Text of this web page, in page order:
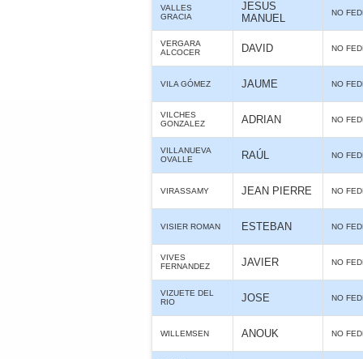
VALLES
GRACIA
JESUS
MANUEL
NO
VERGARA
ALCOCER
DAVID NO
VILA GÓMEZ JAUME NO
VILCHES
GONZALEZ
ADRIAN NO
VILLANUEVA
OVALLE
RAÚL NO
VIRASSAMY JEAN PIERRE NO
VISIER ROMAN ESTEBAN NO
VIVES
FERNANDEZ
JAVIER NO
VIZUETE DEL
RIO
JOSE NO
WILLEMSEN ANOUK NO